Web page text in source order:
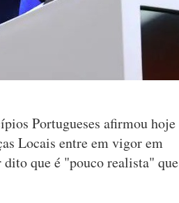
Portugueses afirmou hoje
Locais entre em vigor em
que é "pouco realista" que